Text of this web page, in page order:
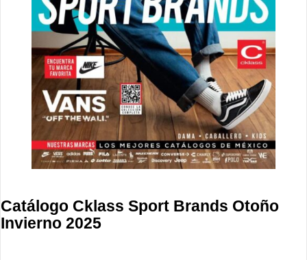
Catálogo Cklass Sport Brands Otoño
Invierno 2025